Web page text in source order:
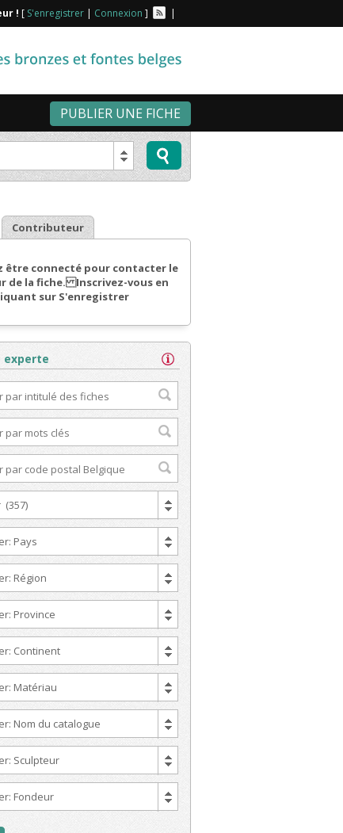
! [ S'enregistrer | Connexion ] |
PUBLIER UNE FICHE
Contributeur
être connecté pour contacter le
de la fiche. Inscrivez-vous en
sur S'enregistrer
experte
(357)
Pays
Région
Province
Continent
Matériau
Nom du catalogue
Sculpteur
Fondeur